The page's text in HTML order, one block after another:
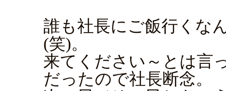
誰も社長にご飯行くな
(笑)。
来てください～とは言
だったので社長断念。